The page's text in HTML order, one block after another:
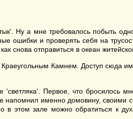
Ну а мне требовалось побыть
ошибки и проверять себя на
снова отправиться в океан
Камнем. Доступ сюда
'светляка'. Первое, что бросилось
напомнил именно домовину, своими
этом зале можно обратиться к